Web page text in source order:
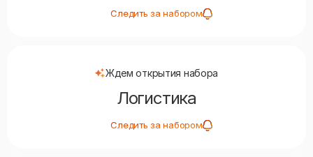
Следить за набором
Логистика
Ждем открытия набора
Следить за набором